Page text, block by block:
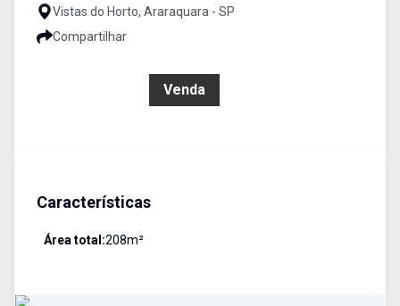
Vistas do Horto, Araraquara - SP
Compartilhar
Venda
Características
Área total:208m²